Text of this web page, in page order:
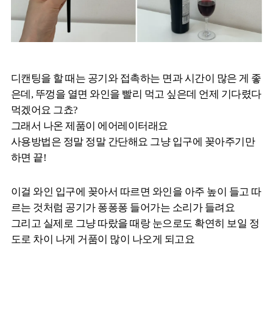
디캔팅을 할 때는 공기와 접촉하는 면과 시간이 많은 게 좋
은데, 뚜껑을 열면 와인을 빨리 먹고 싶은데 언제 기다렸다
먹겠어요 그쵸?
그래서 나온 제품이 에어레이터래요
사용방법은 정말 정말 간단해요 그냥 입구에 꽂아주기만
하면 끝!
이걸 와인 입구에 꽂아서 따르면 와인을 아주 높이 들고 따
르는 것처럼 공기가 퐁퐁퐁 들어가는 소리가 들려요
그리고 실제로 그냥 따랐을 때랑 눈으로도 확연히 보일 정
도로 차이 나게 거품이 많이 나오게 되고요